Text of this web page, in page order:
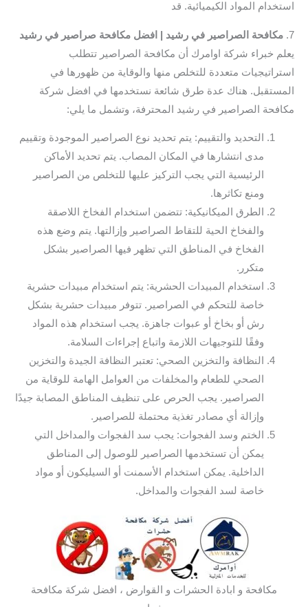
استخدام المواد الكيميائية. قد
7. مكافحة الصراصير في رشيد | افضل مكافحة صراصير في رشيد
يعلم خبراء شركة اوامرك أن مكافحة الصراصير تتطلب
استراتيجيات متعددة للتخلص منها والوقاية من ظهورها في
المستقبل. هناك عدة طرق شائعة نستخدمها في افضل شركة
مكافحة الصراصير في رشيد المحترفة، وتشمل ما يلي:
التحديد والتقييم: يتم تحديد نوع الصراصير الموجودة وتقييم
مدى انتشارها في المكان المصاب. يتم تحديد الأماكن
الرئيسية التي يجب التركيز عليها للتخلص من الصراصير
ومنع تكاثرها.
الطرق الميكانيكية: تتضمن استخدام الفخاخ اللاصقة
والفخاخ الحية للتقاط الصراصير وإزالتها. يتم وضع هذه
الفخاخ في المناطق التي تظهر فيها الصراصير بشكل
متكرر.
استخدام المبيدات الحشرية: يتم استخدام مبيدات حشرية
خاصة للتحكم في الصراصير. تتوفر مبيدات حشرية بشكل
رش أو بخاخ أو عبوات جاهزة. يجب استخدام هذه المواد
وفقًا للتوجيهات اللازمة واتباع إجراءات السلامة.
النظافة والتخزين الصحي: تعتبر النظافة الجيدة والتخزين
الصحي للطعام والمخلفات من العوامل الهامة للوقاية من
الصراصير. يجب الحرص على تنظيف المناطق المصابة جيدًا
وإزالة أي مصادر تغذية محتملة للصراصير.
الختم وسد الفجوات: يجب سد الفجوات والمداخل التي
يمكن أن تستخدمها الصراصير للوصول إلى المناطق
الداخلية. يمكن استخدام الأسمنت أو السيليكون أو مواد
خاصة لسد الفجوات والمداخل.
مكافحة و ابادة الحشرات و القوارض ، افضل شركة مكافحة